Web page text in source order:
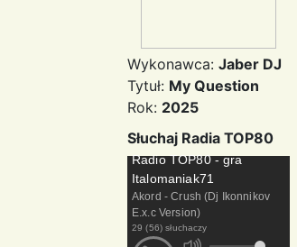
Wykonawca: Jaber DJ
Tytuł: My Question
Rok: 2025
Słuchaj Radia TOP80
Radio TOP80 - gra
Italomaniak71
Akord - Crush (Dj Ikonnikov
E.x.c Version)
29 (56) słuchaczy